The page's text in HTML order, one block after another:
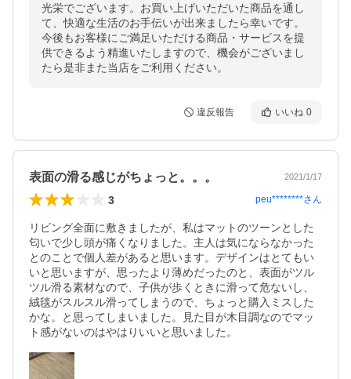
光栄でございます。お買い上げいただいた商品を通し
て、快適な生活のお手伝いが出来ましたら幸いです。
今後もお客様にご満足いただける商品・サービスを提
供できるよう精進いたしますので、機会がございまし
たら是非また当店をご利用ください。
違反報告 いいね 0
表面の滑る感じがちょっと。。。 2021/1/17
3 peu********さん
リビング全面に敷きましたが、私はマットのツーンとした
匂いで少し頭が痛くなりました。主人は気にならなかった
とのことで個人差があると思います。デザインはとてもい
いと思いますが、思ったより薄めだったのと、表面がツル
ツル滑る素材なので、子供が歩くときに滑って危ないし、
絨毯がスルスル滑ってしまうので、ちょっと購入ミスした
かな。と思ってしまいました。見た目が木目調なのでマッ
ト感がないのはやはりいいと思いました。